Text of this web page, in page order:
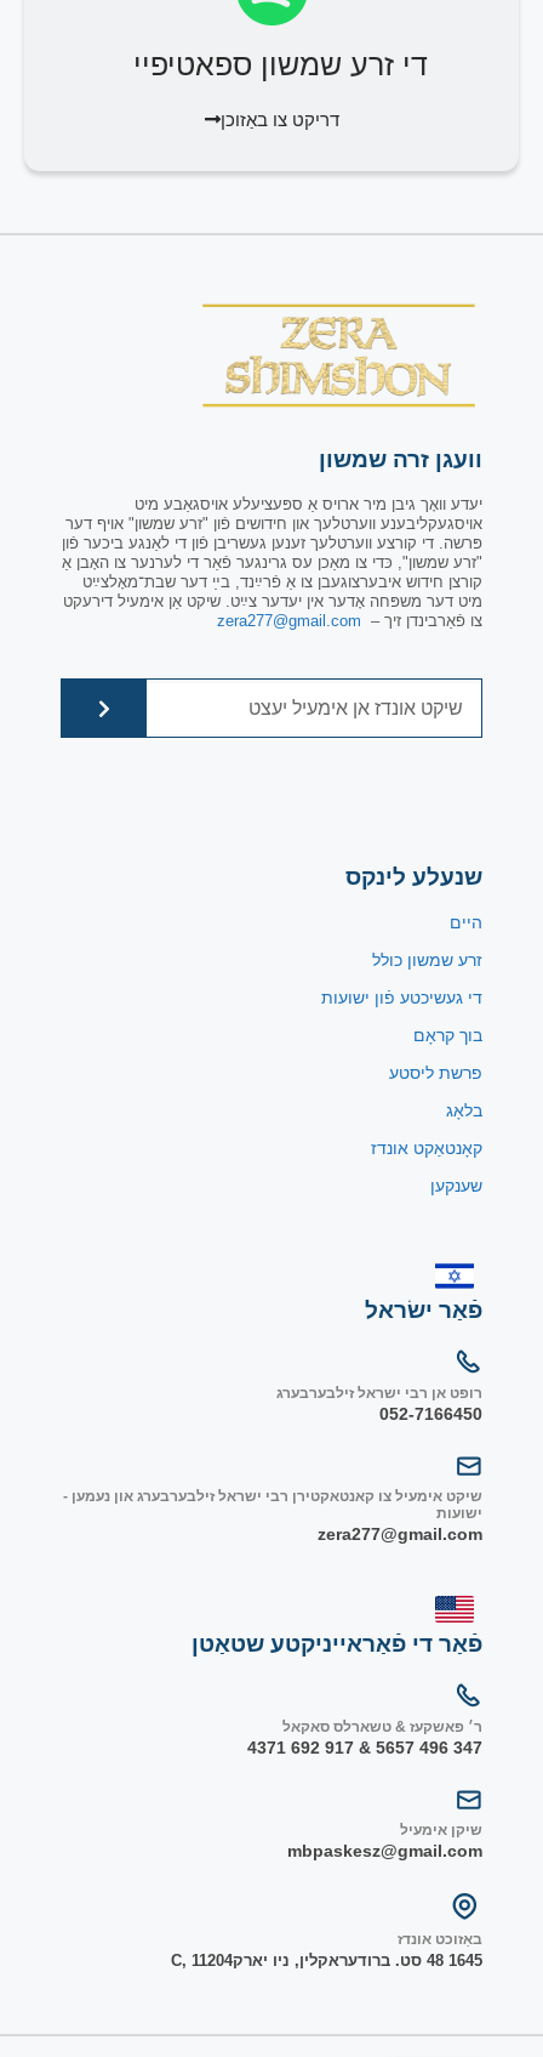
די זרע שמשון ספאטיפיי
דריקט צו באַזוכן
וועגן זרה שמשון
יעדע וואָך גיבן מיר ארויס אַ ספּעציעלע אויסגאַבע מיט
אויסגעקליבענע ווערטלעך און חידושים פֿון "זרע שמשון" אויף דער
פּרשה. די קורצע ווערטלעך זענען געשריבן פֿון די לאַנגע ביכער פֿון
"זרע שמשון", כּדי צו מאַכן עס גרינגער פֿאַר די לערנער צו האָבן אַ
קורצן חידוש איבערצוגעבן צו אַ פֿרײַנד, בײַ דער שבת־מאָלצײַט
מיט דער משפּחה אָדער אין יעדער צײַט. שיקט אַן אימעיל דירעקט
צו פֿאַרבינדן זיך – zera277@gmail.com
שנעלע לינקס
היים
זרע שמשון כולל
די געשיכטע פֿון ישועות
בוך קראָם
פרשת ליסטע
בלאָג
קאָנטאַקט אונדז
שענקען
פֿאַר ישׂראל
רופט אן רבי ישראל זילבערבערג
052-7166450
שיקט אימעיל צו קאנטאקטירן רבי ישראל זילבערבערג און נעמען -
ישועות
zera277@gmail.com
פֿאַר די פֿאַראייניקטע שטאַטן
ר׳ פאשקעז & טשארלס סאקאל
347 496 5657 & 917 692 4371
שיקן אימעיל
mbpaskesz@gmail.com
באַזוכט אונדז
1645 48 סט. ברודער אקלין, ניו יארק C, 11204